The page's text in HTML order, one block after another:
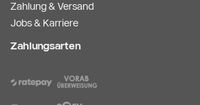
Zahlung & Versand
Jobs & Karriere
Zahlungsarten